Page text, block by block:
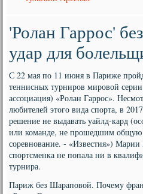
'Ролан Гаррос'
удар для
С 22 мая по 11 июня в Париже
теннисных турниров мировой
ассоциация) «Ролан Гаррос».
любителей этого вида спорта, в
решение не выдавать уайлд-кард
или команде, не прошедшим
соревнование. - «Известия»)
спортсменка не попала ни в
турнира.
Париж без Шараповой. Почему